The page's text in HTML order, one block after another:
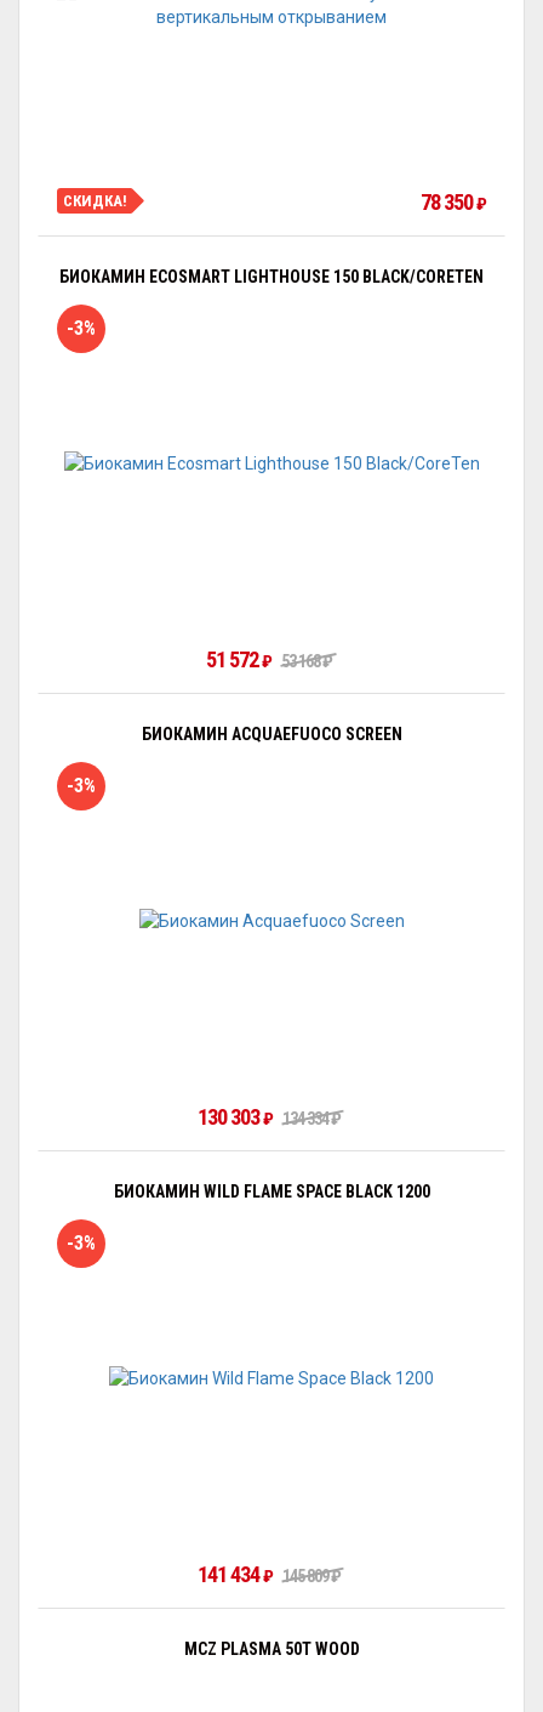
СКИДКА! 78 350₽
БИОКАМИН ECOSMART LIGHTHOUSE 150 BLACK/CORETEN
-3%
51 572₽ 53 168₽
БИОКАМИН ACQUAEFUOCO SCREEN
-3%
130 303₽ 134 334₽
БИОКАМИН WILD FLAME SPACE BLACK 1200
-3%
141 434₽ 145 809₽
MCZ PLASMA 50T WOOD